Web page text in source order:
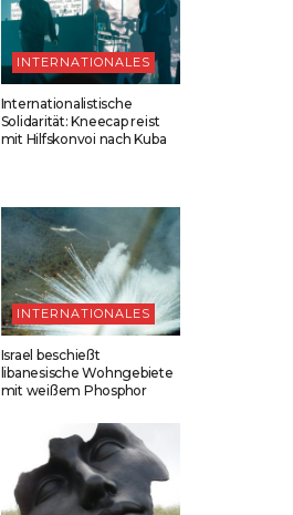
INTERNATIONALES
Internationalistische
Solidarität: Kneecap reist
mit Hilfskonvoi nach Kuba
INTERNATIONALES
Israel beschießt
libanesische Wohngebiete
mit weißem Phosphor